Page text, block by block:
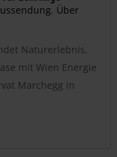
, Über
Naturerlebnis,
mit Wien Energie
Marchegg in